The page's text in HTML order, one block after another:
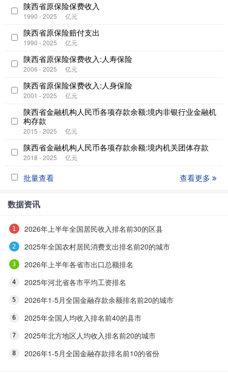
陕西省原保险保费收入
1990 - 2025 亿元
陕西省原保险赔付支出
1990 - 2025 亿元
陕西省原保险保费收入:人寿保险
2006 - 2025 亿元
陕西省原保险保费收入:人身保险
2001 - 2025 亿元
陕西省金融机构人民币各项存款余额:境内非银行业金融机
构存款
2015 - 2025 亿元
陕西省金融机构人民币各项存款余额:境内机关团体存款
2018 - 2025 亿元
批量查看 查看更多
数据资讯
2026年上半年全国居民收入排名前30的区县
2025年全国农村居民消费支出排名前20的城市
2026年上半年各省市出口总额排名
2025年河北省各市平均工资排名
2026年1-5月全国金融存款余额排名前20的城市
2025年全国人均收入排名前40的县市
2025年北方地区人均收入排名前20的城市
2026年1-5月全国金融存款排名前10的省份